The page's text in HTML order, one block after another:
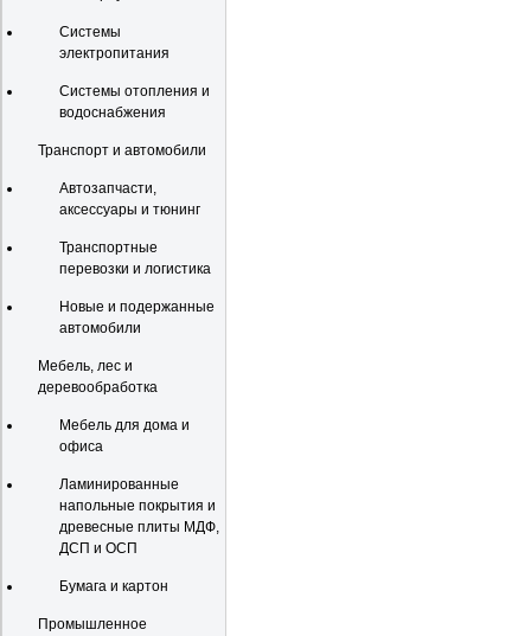
Системы
электропитания
Системы отопления и
водоснабжения
Транспорт и автомобили
Автозапчасти,
аксессуары и тюнинг
Транспортные
перевозки и логистика
Новые и подержанные
автомобили
Мебель, лес и
деревообработка
Мебель для дома и
офиса
Ламинированные
напольные покрытия и
древесные плиты МДФ,
ДСП и ОСП
Бумага и картон
Промышленное